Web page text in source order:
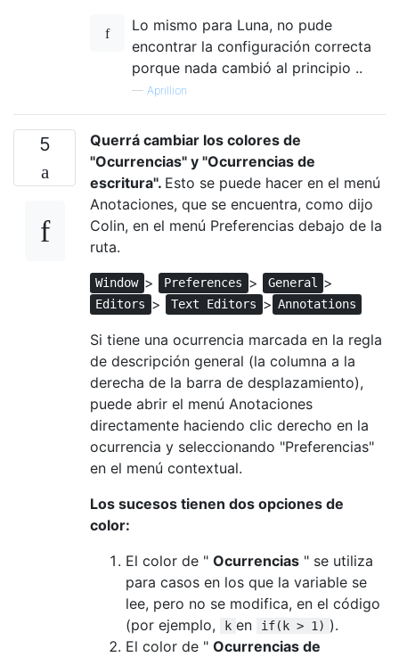
Lo mismo para Luna, no pude
encontrar la configuración correcta
porque nada cambió al principio ..
— Aprillion
5
Querrá cambiar los colores de
"Ocurrencias" y "Ocurrencias de
escritura". Esto se puede hacer en el menú
Anotaciones, que se encuentra, como dijo
Colin, en el menú Preferencias debajo de la
ruta.
Window > Preferences > General >
Editors > Text Editors > Annotations
Si tiene una ocurrencia marcada en la regla
de descripción general (la columna a la
derecha de la barra de desplazamiento),
puede abrir el menú Anotaciones
directamente haciendo clic derecho en la
ocurrencia y seleccionando "Preferencias"
en el menú contextual.
Los sucesos tienen dos opciones de
color:
El color de " Ocurrencias " se utiliza
para casos en los que la variable se
lee, pero no se modifica, en el código
(por ejemplo,
k en if(k > 1) ).
El color de " Ocurrencias de